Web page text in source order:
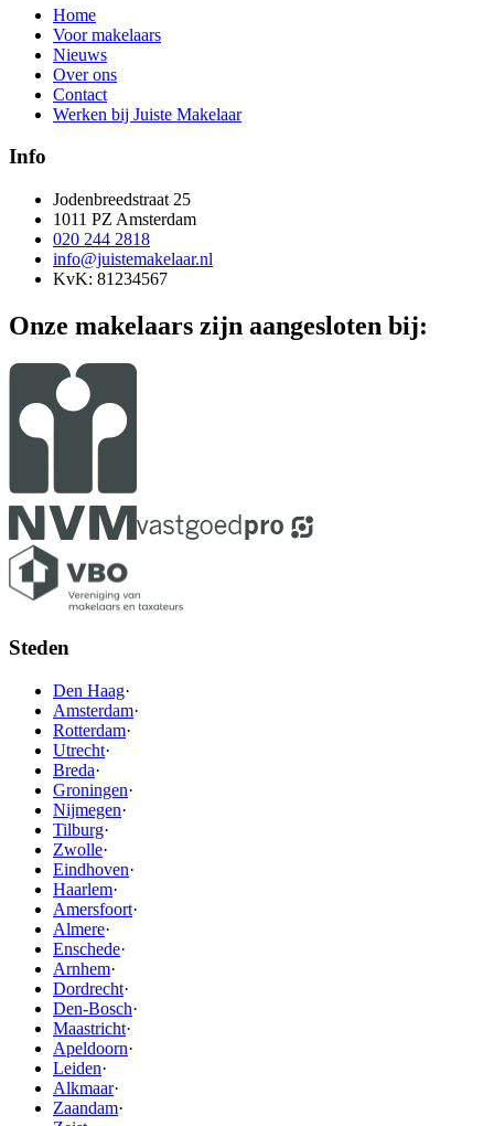
Home
Voor makelaars
Nieuws
Over ons
Contact
Werken bij Juiste Makelaar
Info
Jodenbreedstraat 25
1011 PZ Amsterdam
020 244 2818
info@juistemakelaar.nl
KvK: 81234567
Onze makelaars zijn aangesloten bij:
Steden
Den Haag·
Amsterdam·
Rotterdam·
Utrecht·
Breda·
Groningen·
Nijmegen·
Tilburg·
Zwolle·
Eindhoven·
Haarlem·
Amersfoort·
Almere·
Enschede·
Arnhem·
Dordrecht·
Den-Bosch·
Maastricht·
Apeldoorn·
Leiden·
Alkmaar·
Zaandam·